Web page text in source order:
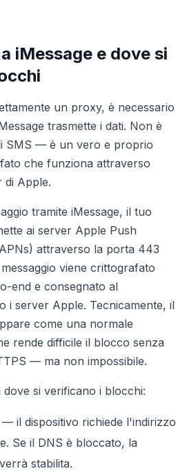
iMessage e dove si
un proxy, è necessario
trasmette i dati. Non è
SMS — è un vero e proprio
che funziona attraverso
Apple.
tramite iMessage, il tuo
ai server Apple Push
attraverso la porta 443
viene crittografato
end e consegnato al
i server Apple. Tecnicamente, il
come una normale
rende difficile il blocco senza
— ma non impossibile.
si verificano i blocchi:
— il dispositivo richiede l'indirizzo
Se il DNS è bloccato, la
stabilita.